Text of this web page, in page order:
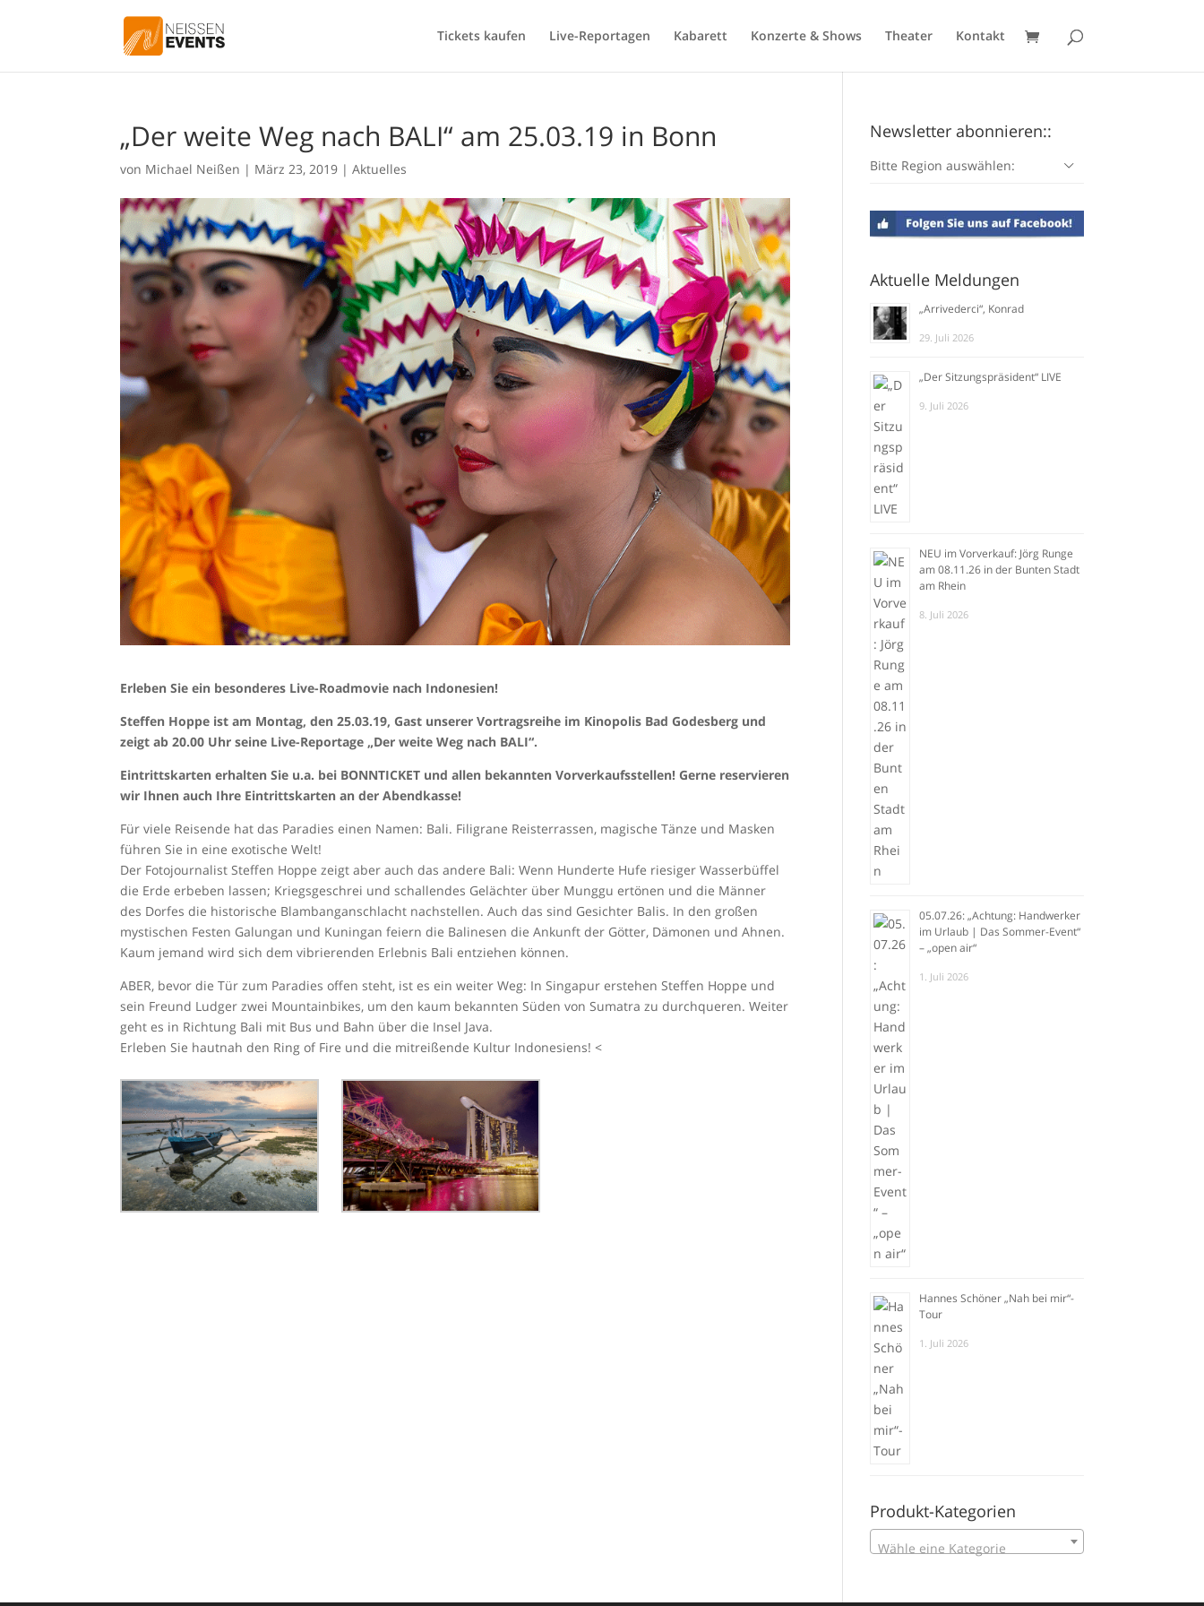
Tickets kaufen Live-Reportagen Kabarett Konzerte & Shows Theater Kontakt
„Der weite Weg nach BALI“ am 25.03.19 in Bonn
von Michael Neißen | März 23, 2019 |Aktuelles
Erleben Sie ein besonderes Live-Roadmovie nach Indonesien!
Steffen Hoppe ist am Montag, den 25.03.19, Gast unserer Vortragsreihe im Kinopolis Bad Godesberg und
zeigt ab 20.00 Uhr seine Live-Reportage „Der weite Weg nach BALI“.
Eintrittskarten erhalten Sie u.a. bei BONNTICKET und allen bekannten Vorverkaufsstellen! Gerne reservieren
wir Ihnen auch Ihre Eintrittskarten an der Abendkasse!
Für viele Reisende hat das Paradies einen Namen: Bali. Filigrane Reisterrassen, magische Tänze und Masken
führen Sie in eine exotische Welt!
Der Fotojournalist Steffen Hoppe zeigt aber auch das andere Bali: Wenn Hunderte Hufe riesiger Wasserbüffel
die Erde erbeben lassen; Kriegsgeschrei und schallendes Gelächter über Munggu ertönen und die Männer
des Dorfes die historische Blambanganschlacht nachstellen. Auch das sind Gesichter Balis. In den großen
mystischen Festen Galungan und Kuningan feiern die Balinesen die Ankunft der Götter, Dämonen und Ahnen.
Kaum jemand wird sich dem vibrierenden Erlebnis Bali entziehen können.
ABER, bevor die Tür zum Paradies offen steht, ist es ein weiter Weg: In Singapur erstehen Steffen Hoppe und
sein Freund Ludger zwei Mountainbikes, um den kaum bekannten Süden von Sumatra zu durchqueren. Weiter
geht es in Richtung Bali mit Bus und Bahn über die Insel Java.
Erleben Sie hautnah den Ring of Fire und die mitreißende Kultur Indonesiens! <
Newsletter abonnieren::
Bitte Region auswählen:
Aktuelle Meldungen
„Arrivederci“, Konrad
29. Juli 2026
„Der Sitzungspräsident“ LIVE
9. Juli 2026
NEU im Vorverkauf: Jörg Runge
am 08.11.26 in der Bunten Stadt
am Rhein
8. Juli 2026
05.07.26: „Achtung: Handwerker
im Urlaub | Das Sommer-Event“
– „open air“
1. Juli 2026
Hannes Schöner „Nah bei mir“-
Tour
1. Juli 2026
Produkt-Kategorien
Wähle eine Kategorie